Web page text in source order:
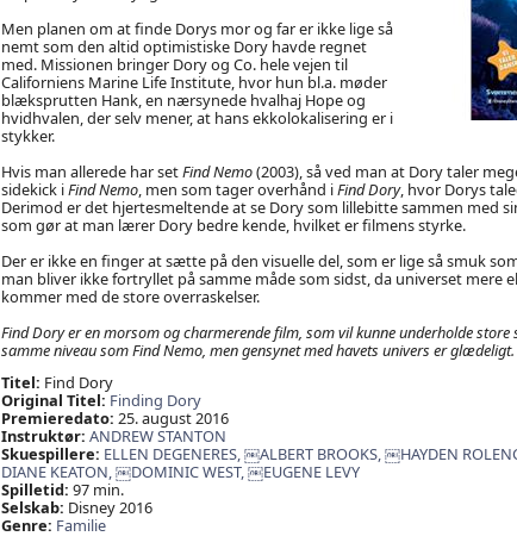
Men planen om at finde Dorys mor og far er ikke lige så
nemt som den altid optimistiske Dory havde regnet
med. Missionen bringer Dory og Co. hele vejen til
Californiens Marine Life Institute, hvor hun bl.a. møder
blæksprutten Hank, en nærsynede hvalhaj Hope og
hvidhvalen, der selv mener, at hans ekkolokalisering er i
stykker.
Hvis man allerede har setFind Nemo(2003), så ved man at Dory taler
sidekick iFind Nemo, men som tager overhånd iFind Dory, hvor Dorys
Derimod er det hjertesmeltende at se Dory som lillebitte sammen med
som gør at man lærer Dory bedre kende, hvilket er filmens styrke.
Der er ikke en finger at sætte på den visuelle del, som er lige så smuk
man bliver ikke fortryllet på samme måde som sidst, da universet mere
kommer med de store overraskelser.
Find Dory er en morsom og charmerende film, som vil kunne underholde
samme niveau somFind Nemo, men gensynet med havets univers er glædeligt.
Titel: Find Dory
Original Titel: Finding Dory
Premieredato: 25. august 2016
Instruktør: ANDREW STANTON
Skuespillere: ELLEN DEGENERES,￼ALBERT BROOKS,￼HAYDEN
DIANE KEATON,￼DOMINIC WEST,￼EUGENE LEVY
Spilletid: 97 min.
Selskab: Disney 2016
Genre: Familie